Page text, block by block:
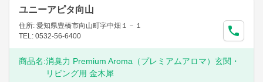
ユニーアピタ向山
住所: 愛知県豊橋市向山町字中畑１－１
TEL: 0532-56-6400
商品名:消臭力 Premium Aroma（プレミアムアロマ）玄関・
リビング用 金木犀